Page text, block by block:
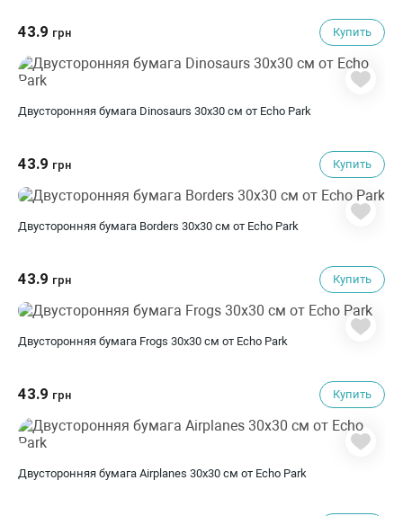
43.9 грн Купить
Двусторонняя бумага Dinosaurs 30х30 см от Echo Park
43.9 грн Купить
Двусторонняя бумага Borders 30х30 см от Echo Park
43.9 грн Купить
Двусторонняя бумага Frogs 30х30 см от Echo Park
43.9 грн Купить
Двусторонняя бумага Airplanes 30х30 см от Echo Park